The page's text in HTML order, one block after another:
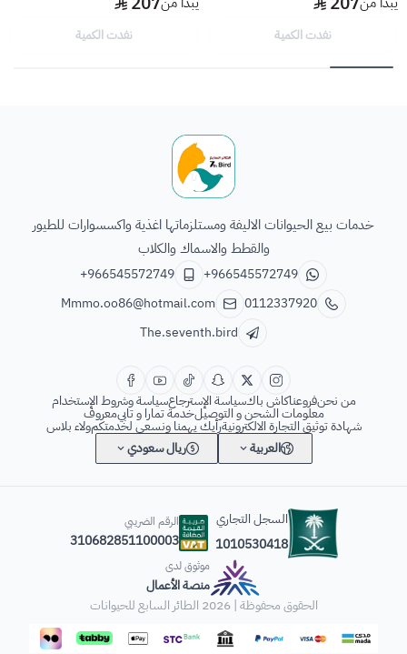
نفدت الكمية نفدت الكمية
خدمات بيع الحيوانات الاليفة ومستلزماتها اغذية واكسسوارات للطيور
والقطط والاسماك والكلاب
+966545572749
+966545572749
0112337920
Mmmo.oo86@hotmail.com
The.seventh.bird
من نحنفروعناكاش باكسياسة الإسترجاعسياسة وشروط الإستخدام
معلومات الشحن و التوصيلخدمة تمارا و تابيمعروف
شهادة توثيق التجارة الالكترونيةرأيك يهمنا ونسعى لخدمتكمولاء بلاس
العربية
ريال سعودي
السجل التجاري
1010530418
الرقم الضريبي
310682851100003
موثوق لدى
منصة الأعمال
الحقوق محفوظة | 2026
الطائر السابع للحيوانات